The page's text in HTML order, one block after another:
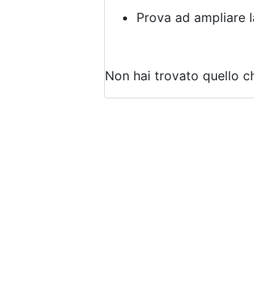
Prova ad ampliare
Non hai trovato quello